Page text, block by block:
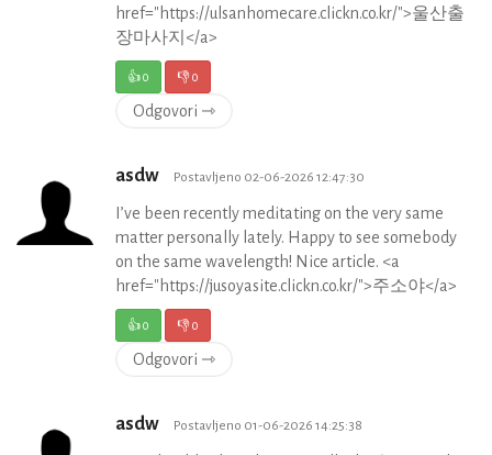
href="https://ulsanhomecare.clickn.co.kr/">울산출
장마사지</a>
👍0 👎0
Odgovori ⇾
asdw Postavljeno 02-06-2026 12:47:30
I’ve been recently meditating on the very same
matter personally lately. Happy to see somebody
on the same wavelength! Nice article. <a
href="https://jusoyasite.clickn.co.kr/">주소야</a>
👍0 👎0
Odgovori ⇾
asdw Postavljeno 01-06-2026 14:25:38